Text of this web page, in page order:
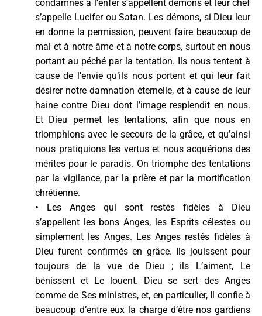
condamnés à l’enfer s’appellent démons et leur chef
s’appelle Lucifer ou Satan. Les démons, si Dieu leur
en donne la permission, peuvent faire beaucoup de
mal et à notre âme et à notre corps, surtout en nous
portant au péché par la tentation. Ils nous tentent à
cause de l’envie qu’ils nous portent et qui leur fait
désirer notre damnation éternelle, et à cause de leur
haine contre Dieu dont l’image resplendit en nous.
Et Dieu permet les tentations, afin que nous en
triomphions avec le secours de la grâce, et qu’ainsi
nous pratiquions les vertus et nous acquérions des
mérites pour le paradis. On triomphe des tentations
par la vigilance, par la prière et par la mortification
chrétienne.
• Les Anges qui sont restés fidèles à Dieu
s’appellent les bons Anges, les Esprits célestes ou
simplement les Anges. Les Anges restés fidèles à
Dieu furent confirmés en grâce. Ils jouissent pour
toujours de la vue de Dieu ; ils L’aiment, Le
bénissent et Le louent. Dieu se sert des Anges
comme de Ses ministres, et, en particulier, Il confie à
beaucoup d’entre eux la charge d’être nos gardiens